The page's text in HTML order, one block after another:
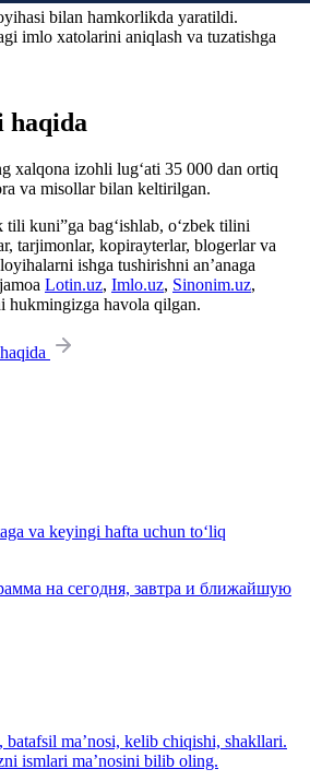
bilan hamkorlikda yaratildi.
imlo xatolarini aniqlash va tuzatishga
haqida
xalqona izohli lug‘ati 35 000 dan ortiq
va misollar bilan keltirilgan.
kuni”ga bag‘ishlab, o‘zbek tilini
tarjimonlar, kopirayterlar, blogerlar va
ishga tushirishni an’anaga
Lotin.uz, Imlo.uz, Sinonim.uz,
hukmingizga havola qilgan.
va keyingi hafta uchun to‘liq
на сегодня, завтра и ближайшую
batafsil ma’nosi, kelib chiqishi, shakllari.
ismlari ma’nosini bilib oling.